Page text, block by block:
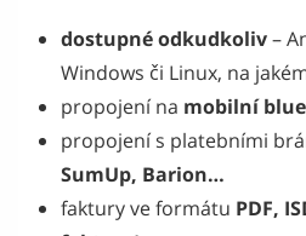
dostupné odkudkoliv–
Windows či Linux, na
propojení na mobilní
propojení s platebními
SumUp, Barion…
faktury ve formátu PDF,